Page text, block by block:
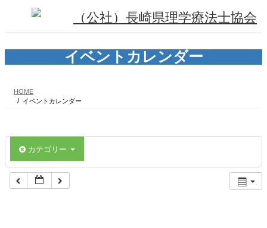
ツ
シ
イベントカレンダー
HOME
イベントカレンダー
カテゴリー